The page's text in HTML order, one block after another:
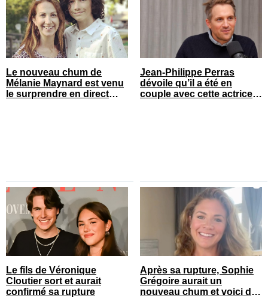
Le nouveau chum de
Mélanie Maynard est venu
le surprendre en direct
Jean-Philippe Perras
dévoile qu’il a été en
couple avec cette actrice
Le fils de Véronique
Cloutier sort et aurait
confirmé sa rupture
Après sa rupture, Sophie
Grégoire aurait un
nouveau chum et voici de